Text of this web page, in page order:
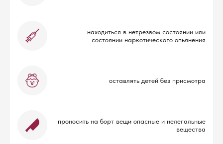
находиться в нетрезвом состоянии или
состоянии наркотического опьянения
оставлять детей без присмотра
проносить на борт вещи опасные и нелегальные
вещества